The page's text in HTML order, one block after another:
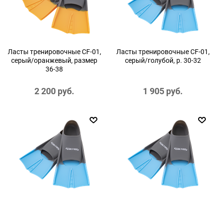
Ласты тренировочные CF-01,
серый/оранжевый, размер
36-38
2 200 руб.
Ласты тренировочные CF-01,
серый/голубой, р. 30-32
1 905 руб.